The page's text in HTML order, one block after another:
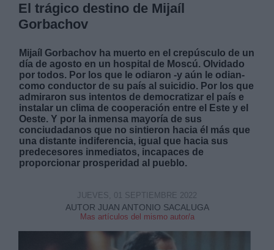
El trágico destino de Mijaíl
Gorbachov
Mijaíl Gorbachov ha muerto en el crepúsculo de un
día de agosto en un hospital de Moscú. Olvidado
por todos. Por los que le odiaron -y aún le odian-
como conductor de su país al suicidio. Por los que
admiraron sus intentos de democratizar el país e
instalar un clima de cooperación entre el Este y el
Oeste. Y por la inmensa mayoría de sus
conciudadanos que no sintieron hacia él más que
una distante indiferencia, igual que hacia sus
predecesores inmediatos, incapaces de
proporcionar prosperidad al pueblo.
AUTOR JUAN ANTONIO SACALUGA
Mas artículos del mismo autor/a
JUEVES, 01 SEPTIEMBRE 2022
Destinatarios:
link